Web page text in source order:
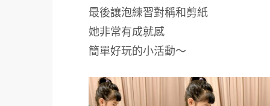
最後讓泡練習對稱和剪紙
她非常有成就感
簡單好玩的小活動～